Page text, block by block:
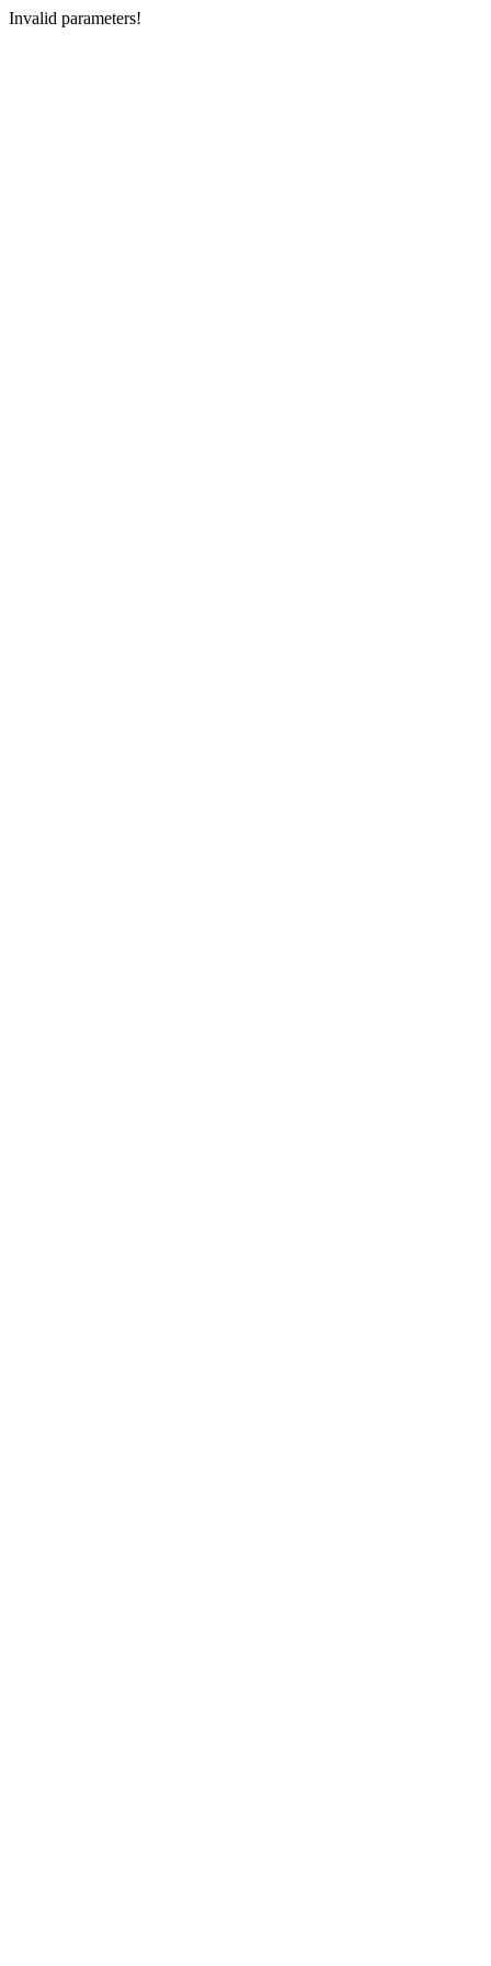
Invalid parameters!